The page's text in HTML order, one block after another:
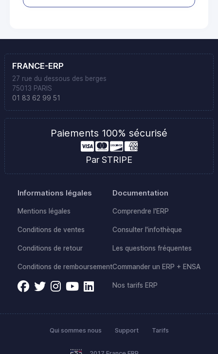
FRANCE-ERP
27 rue du dessous des berges
75013 PARIS
01 83 62 99 51
Paiements 100% sécurisé
Par STRIPE
Informations légales
Mentions légales
Conditions de ventes
Conditions de retour
Conditions de remboursement
Documentation
Comprendre l'ERP
Consulter l'infothèque
Les questions fréquentes
Commander un ERP + ENSA
Nos tarifs ERP
Qui sommes nous Support Tarifs